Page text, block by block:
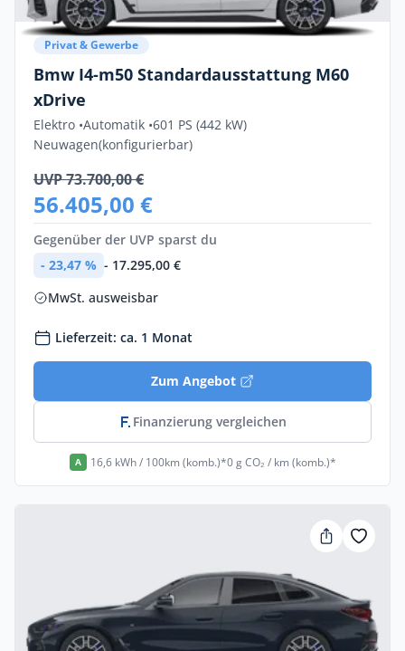
Privat & Gewerbe
Bmw I4-m50 Standardausstattung M60
xDrive
Elektro •Automatik •601 PS (442 kW)
Neuwagen(konfigurierbar)
UVP 73.700,00 €
56.405,00 €
Gegenüber der UVP sparst du
- 23,47 % - 17.295,00 €
MwSt. ausweisbar
Lieferzeit: ca. 1 Monat
Zum Angebot
Finanzierung vergleichen
A 16,6 kWh / 100km (komb.)*0 g CO₂ / km (komb.)*